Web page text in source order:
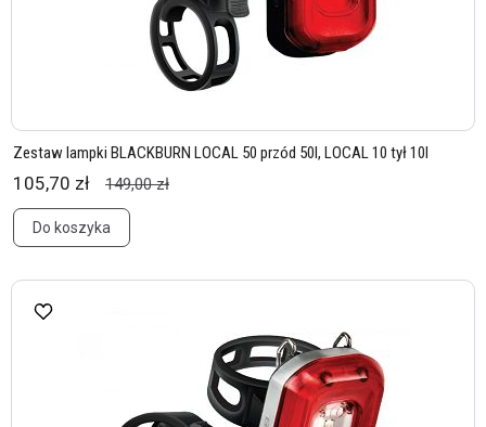
Zestaw lampki BLACKBURN LOCAL 50 przód 50l, LOCAL 10 tył 10l
105,70 zł 149,00 zł
Do koszyka